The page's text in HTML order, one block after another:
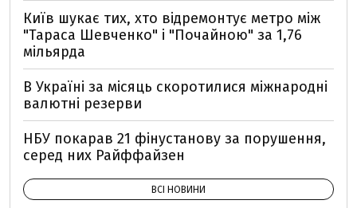
Київ шукає тих, хто відремонтує метро між
"Тараса Шевченко" і "Почайною" за 1,76
мільярда
В Україні за місяць скоротилися міжнародні
валютні резерви
НБУ покарав 21 фінустанову за порушення,
серед них Райффайзен
ВСІ НОВИНИ